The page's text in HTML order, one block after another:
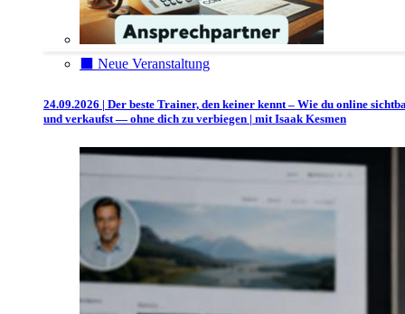
⬛️ Neue Veranstaltung
24.09.2026 | Der beste Trainer, den keiner kennt – Wie du online
und verkaufst — ohne dich zu verbiegen | mit Isaak Kesmen